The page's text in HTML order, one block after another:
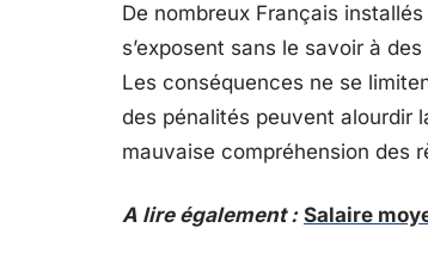
De nombreux Français
s’exposent sans le savoir à
Les conséquences ne se
des pénalités peuvent alourdir
mauvaise compréhension des
A lire également : Salaire